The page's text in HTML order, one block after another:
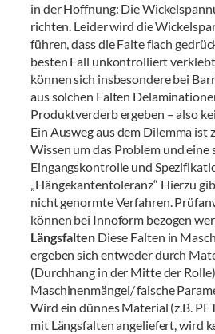
in der Hoffnung: Die
richten. Leider wird die
führen, dass die Falte flach
besten Fall unkontrolliert
können sich insbesondere bei
aus solchen Falten
Produktverderb ergeben – also
Ein Ausweg aus dem Dilemma ist
Wissen um das Problem und eine
Eingangskontrolle und
„Hängekantentoleranz“ Hierzu
nicht genormte Verfahren.
können bei Innoform bezogen
LängsfaltenDiese Falten in
ergeben sich entweder durch
(Durchhang in der Mitte der
Maschinenmängel/ falsche
Wird ein dünnes Material (z.B.
mit Längsfalten angeliefert, wird